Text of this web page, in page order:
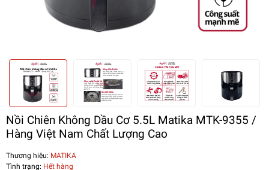
Nồi Chiên Không Dầu Cơ 5.5L Matika MTK-9355 /
Hàng Việt Nam Chất Lượng Cao
Thương hiệu: MATIKA
Tình trạng: Hết hàng